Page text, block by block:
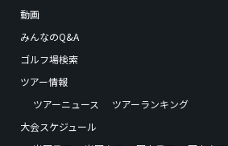
動画
みんなのQ&A
ゴルフ場検索
ツアー情報
ツアーニュース
ツアーランキング
大会スケジュール